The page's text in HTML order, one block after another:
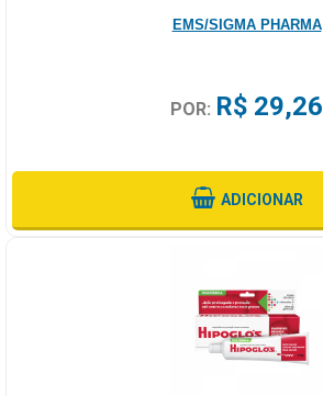
EMS/SIGMA PHARMA
POR: R$ 29,26
ADICIONAR